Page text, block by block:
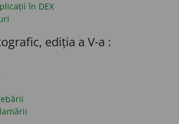
în DEX
ediția a V-a :